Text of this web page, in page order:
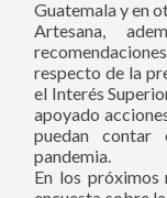
Guatemala y en
Artesana,
respecto de la
el Interés
apoyado
puedan contar
pandemia.
En los próximos